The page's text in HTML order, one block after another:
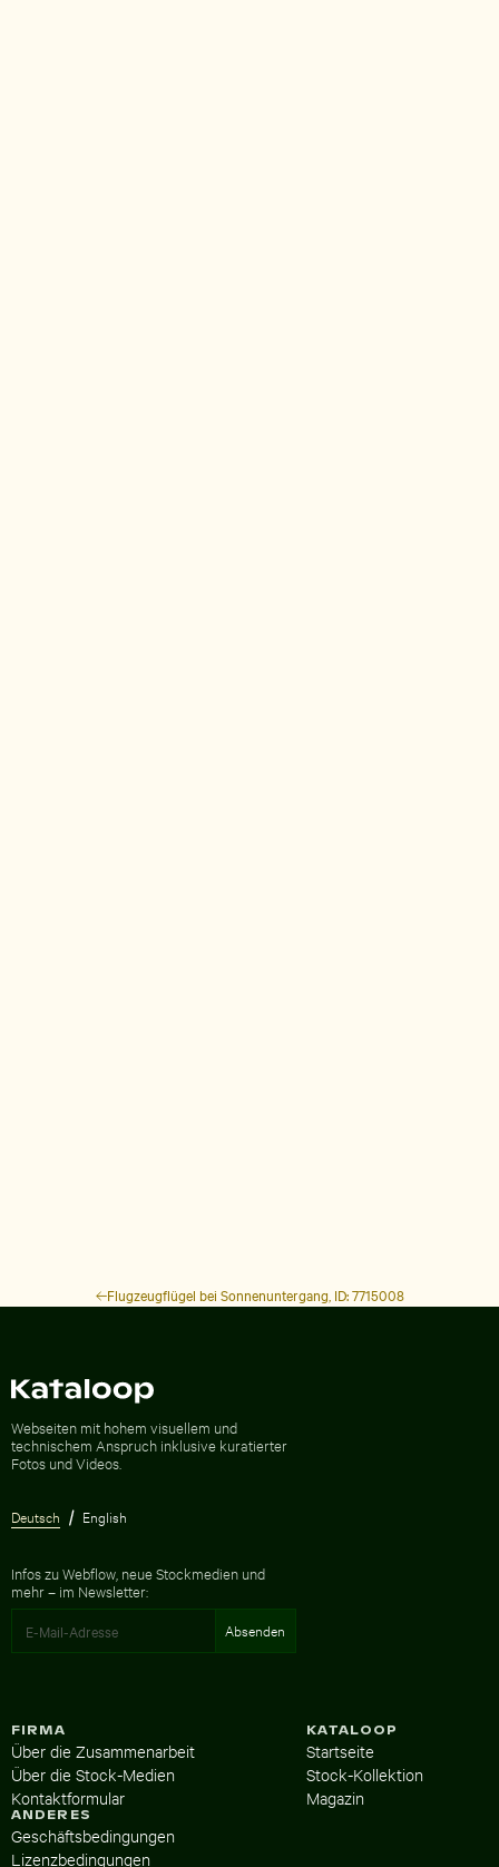
Flugzeugflügel bei Sonnenuntergang, ID: 7715008
Webseiten mit hohem visuellem und
technischem Anspruch inklusive kuratierter
Fotos und Videos.
Deutsch English
Infos zu Webflow, neue Stockmedien und
mehr – im Newsletter:
KATALOOP
Startseite
Stock-Kollektion
Magazin
FIRMA
Über die Zusammenarbeit
Über die Stock-Medien
Kontaktformular
ANDERES
Geschäftsbedingungen
Lizenzbedingungen